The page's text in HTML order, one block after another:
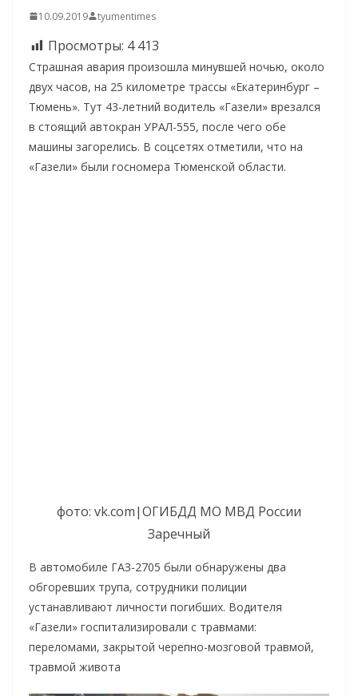
10.09.2019 tyumentimes
Просмотры: 4 413
Страшная авария произошла минувшей ночью, около
двух часов, на 25 километре трассы «Екатеринбург –
Тюмень». Тут 43-летний водитель «Газели» врезался
в стоящий автокран УРАЛ-555, после чего обе
машины загорелись. В соцсетях отметили, что на
«Газели» были госномера Тюменской области.
фото: vk.com|ОГИБДД МО МВД России
Заречный
В автомобиле ГАЗ-2705 были обнаружены два
обгоревших трупа, сотрудники полиции
устанавливают личности погибших. Водителя
«Газели» госпитализировали с травмами:
переломами, закрытой черепно-мозговой травмой,
травмой живота